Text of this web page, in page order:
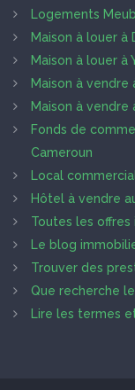
Logements
Maison à louer à
Maison à louer à
Maison à vendre
Maison à vendre
Fonds de
Cameroun
Local
Hôtel à vendre
Toutes les offres
Le blog
Trouver des
Que recherche
Lire les termes